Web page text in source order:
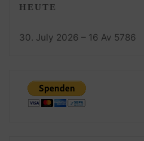
HEUTE
30. July 2026 – 16 Av 5786